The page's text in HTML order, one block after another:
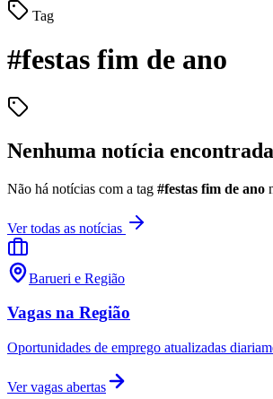
Tag
#festas fim de ano
Nenhuma notícia encontrada
Não há notícias com a tag #festas fim de ano
Ver todas as notícias
Barueri e Região
Vagas na Região
Oportunidades de emprego atualizadas
Ver vagas abertas